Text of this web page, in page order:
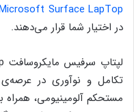
Surface LapTop
در اختیار شما قرار می‌دهند.
تکامل و نوآوری در
مستحکم آلومینیومی،